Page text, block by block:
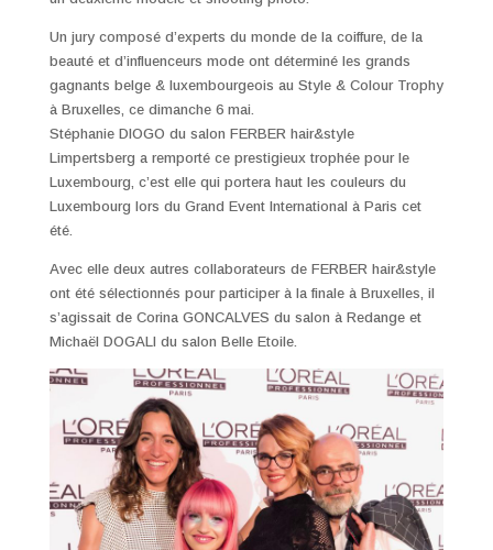
Un jury composé d’experts du monde de la coiffure, de la
beauté et d’influenceurs mode ont déterminé les grands
gagnants belge & luxembourgeois au Style & Colour Trophy
à Bruxelles, ce dimanche 6 mai.
Stéphanie DIOGO du salon FERBER hair&style
Limpertsberg a remporté ce prestigieux trophée pour le
Luxembourg, c’est elle qui portera haut les couleurs du
Luxembourg lors du Grand Event International à Paris cet
été.
Avec elle deux autres collaborateurs de FERBER hair&style
ont été sélectionnés pour participer à la finale à Bruxelles, il
s’agissait de Corina GONCALVES du salon à Redange et
Michaël DOGALI du salon Belle Etoile.